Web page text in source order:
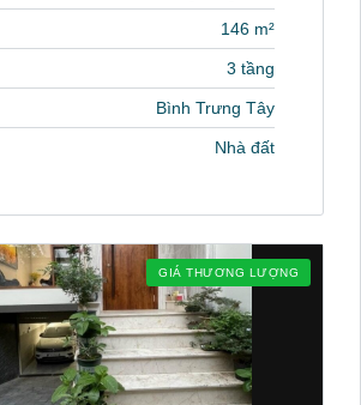
146 m²
3 tầng
Bình Trưng Tây
Nhà đất
GIÁ THƯƠNG LƯỢNG